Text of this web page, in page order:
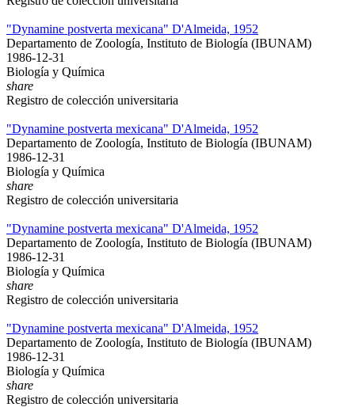
"Dynamine postverta mexicana" D'Almeida, 1952
Departamento de Zoología, Instituto de Biología (IBUNAM)
1986-12-31
Biología y Química
share
Registro de colección universitaria
"Dynamine postverta mexicana" D'Almeida, 1952
Departamento de Zoología, Instituto de Biología (IBUNAM)
1986-12-31
Biología y Química
share
Registro de colección universitaria
"Dynamine postverta mexicana" D'Almeida, 1952
Departamento de Zoología, Instituto de Biología (IBUNAM)
1986-12-31
Biología y Química
share
Registro de colección universitaria
"Dynamine postverta mexicana" D'Almeida, 1952
Departamento de Zoología, Instituto de Biología (IBUNAM)
1986-12-31
Biología y Química
share
Registro de colección universitaria